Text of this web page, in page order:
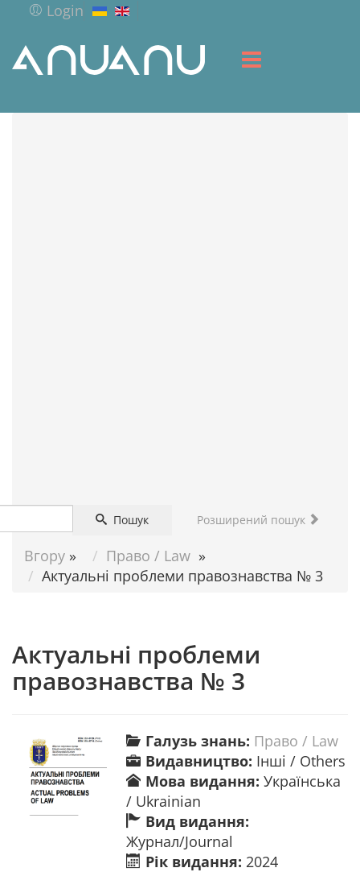
Login
Пошук Розширений пошук
Вгору » Право / Law »
Актуальні проблеми правознавства № 3
Актуальні проблеми
правознавства № 3
Галузь знань: Право / Law
Видавництво: Інші / Others
Мова видання: Українська
/ Ukrainian
Вид видання:
Журнал/Journal
Рік видання: 2024